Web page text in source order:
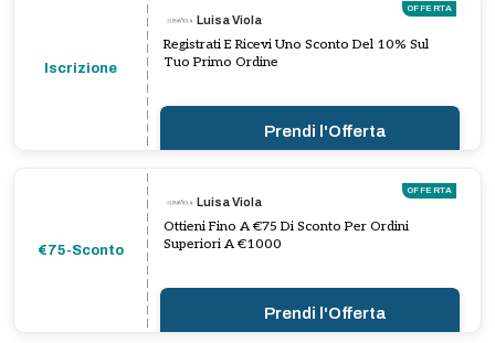
Iscrizione
OFFERTA
Luisa Viola
Registrati E Ricevi Uno Sconto Del 10% Sul
Tuo Primo Ordine
Prendi l'Offerta
€75-Sconto
OFFERTA
Luisa Viola
Ottieni Fino A €75 Di Sconto Per Ordini
Superiori A €1000
Prendi l'Offerta